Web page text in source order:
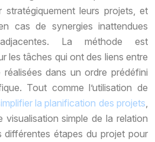
stratégiquement leurs projets, et
cas de synergies inattendues
La méthode est
les tâches qui ont des liens entre
dans un ordre prédéfini
Tout comme l’utilisation de
la planification des projets
visualisation simple de la relation
différentes étapes du projet pour